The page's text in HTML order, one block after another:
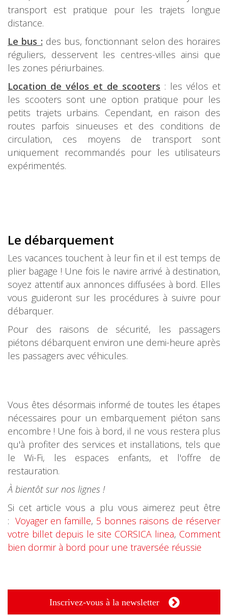
transport est pratique pour les trajets longue
distance.
Le bus : des bus, fonctionnant selon des horaires
réguliers, desservent les centres-villes ainsi que
les zones périurbaines.
Location de vélos et de scooters : les vélos et
les scooters sont une option pratique pour les
petits trajets urbains. Cependant, en raison des
routes parfois sinueuses et des conditions de
circulation, ces moyens de transport sont
uniquement recommandés pour les utilisateurs
expérimentés.
Le débarquement
Les vacances touchent à leur fin et il est temps de
plier bagage ! Une fois le navire arrivé à destination,
soyez attentif aux annonces diffusées à bord. Elles
vous guideront sur les procédures à suivre pour
débarquer.
Pour des raisons de sécurité, les passagers
piétons débarquent environ une demi-heure après
les passagers avec véhicules.
Vous êtes désormais informé de toutes les étapes
nécessaires pour un embarquement piéton sans
encombre ! Une fois à bord, il ne vous restera plus
qu'à profiter des services et installations, tels que
le Wi-Fi, les espaces enfants, et l'offre de
restauration.
À bientôt sur nos lignes !
Si cet article vous a plu vous aimerez peut être
: Voyager en famille, 5 bonnes raisons de réserver
votre billet depuis le site CORSICA linea, Comment
bien dormir à bord pour une traversée réussie
Inscrivez-vous à la newsletter